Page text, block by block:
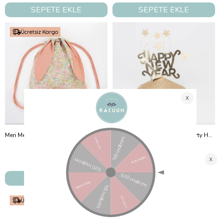
SEPETE EKLE SEPETE EKLE
Meri Meri
₺3.800,00
SEPETE EKLE
Ücretsiz Kargo
Meri Meri - Happy New Year Party Hats - Happy New Year Parti Şapkaları (6'Lı)
₺1.450,00
SEPETE EKLE
Ücretsiz Kargo Ücretsiz Kargo